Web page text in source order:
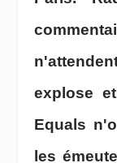
explose
Equals
les